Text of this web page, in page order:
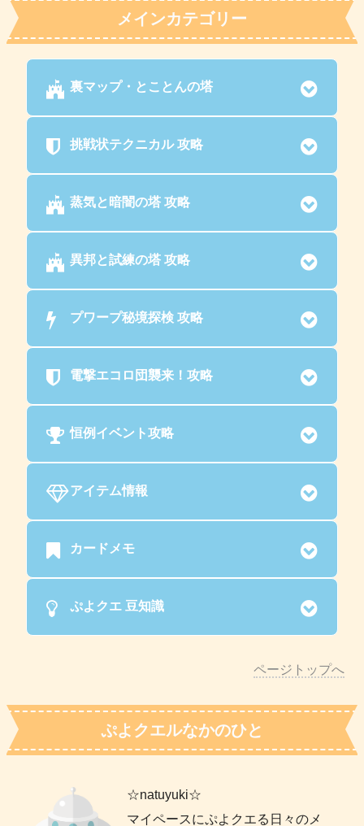
メインカテゴリー
裏マップ・とことんの塔
挑戦状テクニカル 攻略
蒸気と暗闇の塔 攻略
異邦と試練の塔 攻略
プワープ秘境探検 攻略
電撃エコロ団襲来！攻略
恒例イベント攻略
アイテム情報
カードメモ
ぷよクエ 豆知識
ページトップへ
ぷよクエルなかのひと
☆natuyuki☆
マイペースにぷよクエる日々のメ